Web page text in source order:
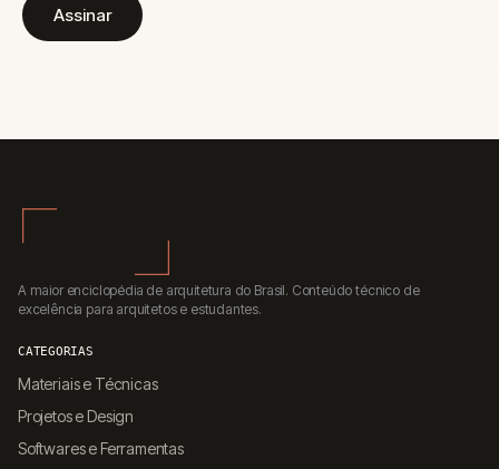
Assinar
A maior enciclopédia de arquitetura do Brasil. Conteúdo técnico de
excelência para arquitetos e estudantes.
CATEGORIAS
Materiais e Técnicas
Projetos e Design
Softwares e Ferramentas